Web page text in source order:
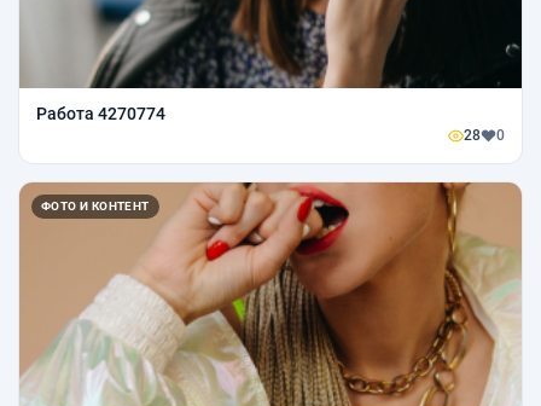
Работа 4270774
28 0
ФОТО И КОНТЕНТ